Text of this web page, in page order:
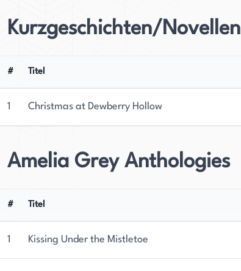
Kurzgeschichten/Novellen
# Titel
1 Christmas at Dewberry Hollow
Amelia Grey Anthologies
# Titel
1 Kissing Under the Mistletoe